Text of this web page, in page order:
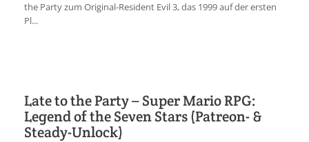
the Party zum Original-Resident Evil 3, das 1999 auf der ersten
Pl...
Late to the Party – Super Mario RPG:
Legend of the Seven Stars (Patreon- &
Steady-Unlock)